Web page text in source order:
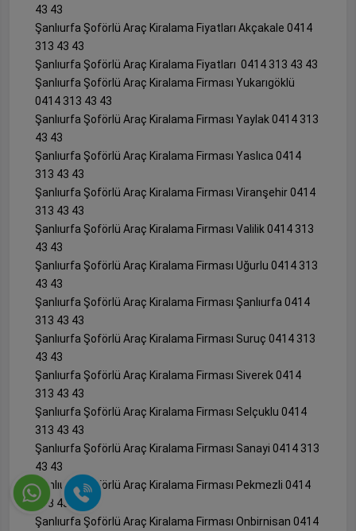
43 43
Şanlıurfa Şoförlü Araç Kiralama Fiyatları Akçakale 0414
313 43 43
Şanlıurfa Şoförlü Araç Kiralama Fiyatları 0414 313 43 43
Şanlıurfa Şoförlü Araç Kiralama Firması Yukarıgöklü
0414 313 43 43
Şanlıurfa Şoförlü Araç Kiralama Firması Yaylak 0414 313
43 43
Şanlıurfa Şoförlü Araç Kiralama Firması Yaslıca 0414
313 43 43
Şanlıurfa Şoförlü Araç Kiralama Firması Viranşehir 0414
313 43 43
Şanlıurfa Şoförlü Araç Kiralama Firması Valilik 0414 313
43 43
Şanlıurfa Şoförlü Araç Kiralama Firması Uğurlu 0414 313
43 43
Şanlıurfa Şoförlü Araç Kiralama Firması Şanlıurfa 0414
313 43 43
Şanlıurfa Şoförlü Araç Kiralama Firması Suruç 0414 313
43 43
Şanlıurfa Şoförlü Araç Kiralama Firması Siverek 0414
313 43 43
Şanlıurfa Şoförlü Araç Kiralama Firması Selçuklu 0414
313 43 43
Şanlıurfa Şoförlü Araç Kiralama Firması Sanayi 0414 313
43 43
Şanlıurfa Şoförlü Araç Kiralama Firması Pekmezli 0414
313 43 43
Şanlıurfa Şoförlü Araç Kiralama Firması Onbirnisan 0414